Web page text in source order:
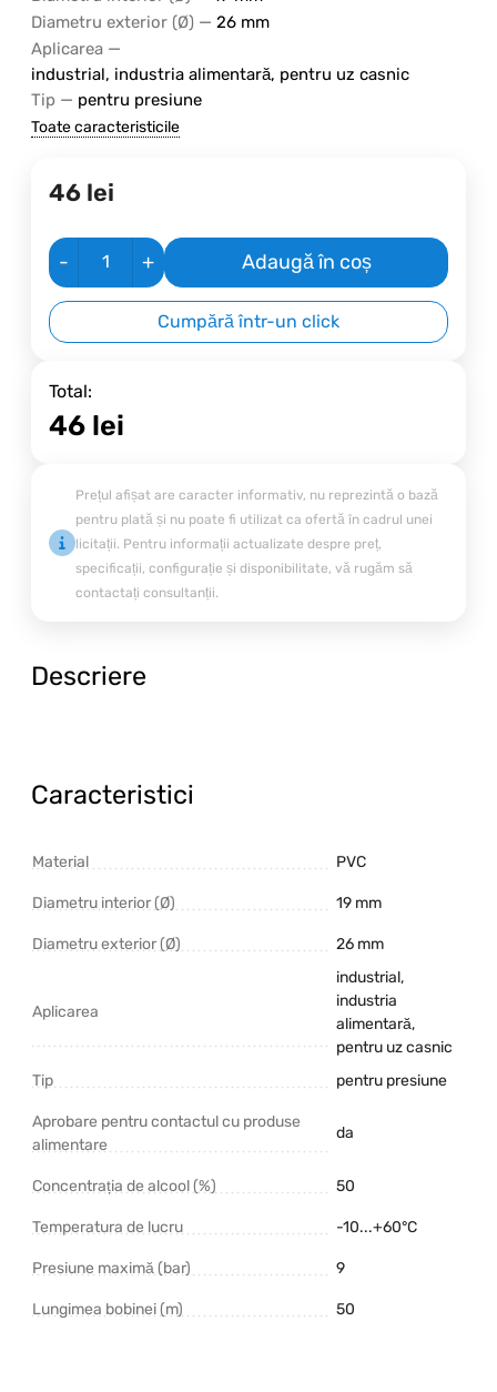
Diametru exterior (Ø) — 26 mm
Aplicarea —
industrial, industria alimentară, pentru uz casnic
Tip — pentru presiune
Toate caracteristicile
46 lei
- + Adaugă în coș
Cumpără într-un click
Total:
46 lei
Prețul afișat are caracter informativ, nu reprezintă o bază
pentru plată și nu poate fi utilizat ca ofertă în cadrul unei
licitații. Pentru informații actualizate despre preț,
specificații, configurație și disponibilitate, vă rugăm să
contactați consultanții.
Descriere
Caracteristici
Material PVC
Diametru interior (Ø) 19 mm
Diametru exterior (Ø) 26 mm
Aplicarea
industrial,
industria
alimentară,
pentru uz casnic
Tip
pentru presiune
Aprobare pentru contactul cu produse
alimentare
da
Concentrația de alcool (%) 50
Temperatura de lucru -10...+60°C
Presiune maximă (bar) 9
Lungimea bobinei (m) 50